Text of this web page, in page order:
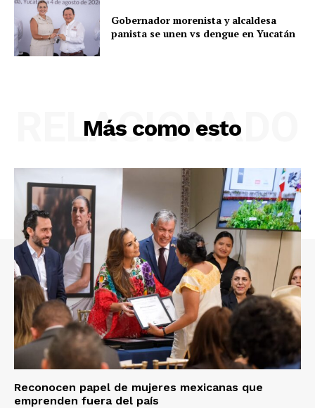
Gobernador morenista y alcaldesa
panista se unen vs dengue en Yucatán
Más como esto
RELACIONADO
Reconocen papel de mujeres mexicanas que
emprenden fuera del país